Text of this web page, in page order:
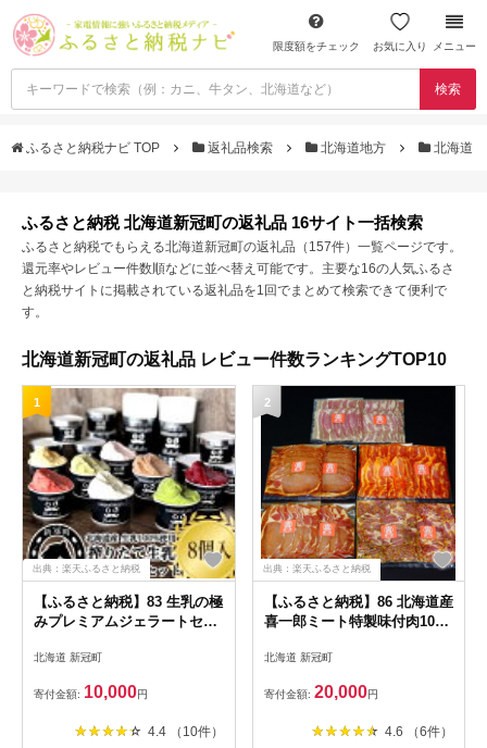
限度額をチェック お気に入り メニュー
検索
ふるさと納税ナビ TOP 返礼品検索 北海道地方 北海道
ふるさと納税 北海道新冠町の返礼品 16サイト一括検索
ふるさと納税でもらえる北海道新冠町の返礼品（157件）一覧ページです。
還元率やレビュー件数順などに並べ替え可能です。主要な16の人気ふるさ
と納税サイトに掲載されている返礼品を1回でまとめて検索できて便利で
す。
北海道新冠町の返礼品 レビュー件数ランキングTOP10
1
出典：楽天ふるさと納税
【ふるさと納税】83 生乳の極
みプレミアムジェラートセッ
乳 極み 搾りたて おいし
ルク味 チョコ 抹茶 ベリ
冠町 】
北海道 新冠町
寄付金額: 10,000円
4.4 （10件）
2
出典：楽天ふるさと納税
【ふるさと納税】86 北海道産
喜一郎ミート特製味付肉10パ
の 大地 喜一郎 ミート
セット 6種類 肉質 豊か
新冠町 】
北海道 新冠町
寄付金額: 20,000円
4.6 （6件）